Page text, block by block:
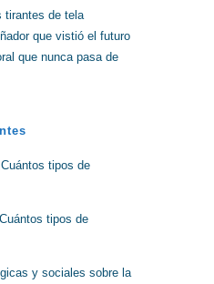
tirantes de tela
que vistió el futuro
que nunca pasa de
tipos de
tipos de
y sociales sobre la